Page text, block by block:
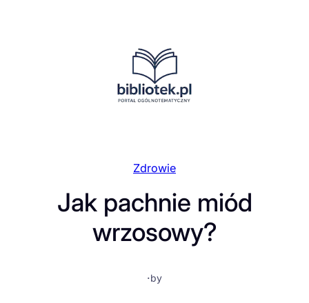
Zdrowie
Jak pachnie miód
wrzosowy?
·by